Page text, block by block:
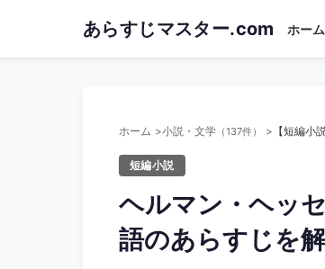
main
あらすじマスター.com ホーム
ホーム 小説・文学 （137件）
短編小説
ヘルマン・ヘッ
語のあらすじを